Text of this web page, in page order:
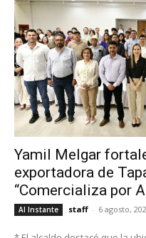
Yamil Melgar
exportadora de
“Comercializa por
Al Instante staff - 6 agosto,